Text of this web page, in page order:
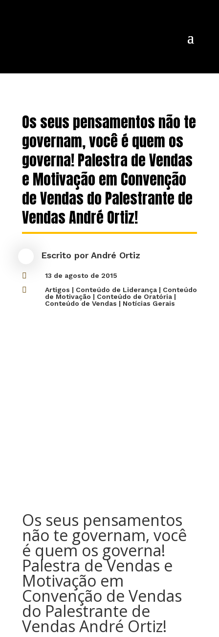
Os seus pensamentos não te
governam, você é quem os
governa! Palestra de Vendas
e Motivação em Convenção
de Vendas do Palestrante de
Vendas André Ortiz!
Escrito por André Ortiz
 13 de agosto de 2015
 Artigos | Conteúdo de Liderança| Conteúdo
de Motivação | Conteúdo de Oratória|
Conteúdo de Vendas | Notícias Gerais
Os seus pensamentos
não te governam, você
é quem os governa!
Palestra de Vendas e
Motivação em
Convenção de Vendas
do Palestrante de
Vendas André Ortiz!